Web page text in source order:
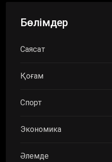
Бөлімдер
Саясат
Қоғам
Спорт
Экономика
Әлемде